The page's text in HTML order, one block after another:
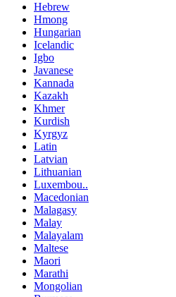
Hebrew
Hmong
Hungarian
Icelandic
Igbo
Javanese
Kannada
Kazakh
Khmer
Kurdish
Kyrgyz
Latin
Latvian
Lithuanian
Luxembou..
Macedonian
Malagasy
Malay
Malayalam
Maltese
Maori
Marathi
Mongolian